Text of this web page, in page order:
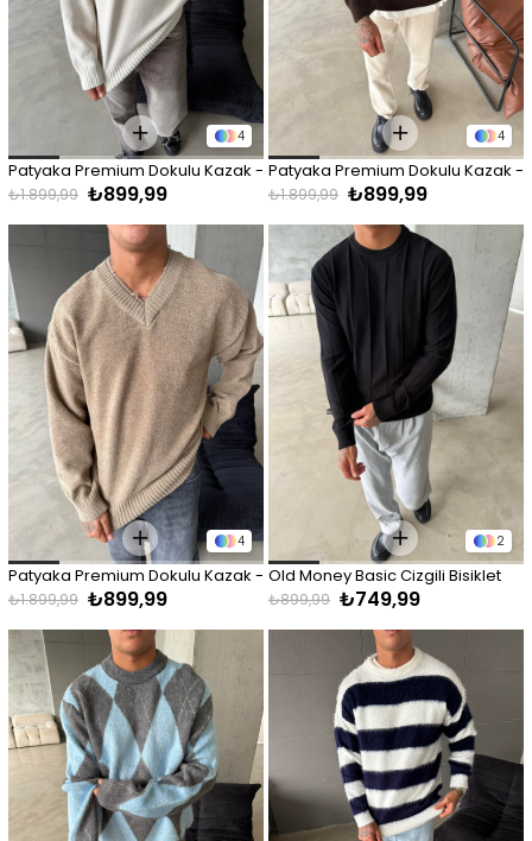
4
Patyaka Premium Dokulu Kazak -
Bej
₺899,99
₺1.899,99
4
Patyaka Premium Dokulu Kazak -
Kahve
₺899,99
₺1.899,99
4
Patyaka Premium Dokulu Kazak -
Taş
₺899,99
₺1.899,99
2
Old Money Basic Cizgili Bisiklet
Yaka - Siyah₺749,99
₺899,99